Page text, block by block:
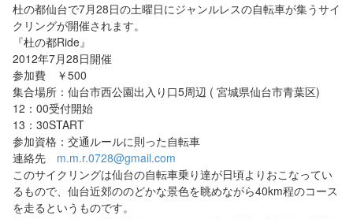
杜の都仙台で7月28日の土曜日にジャンルレスの自転車が集うサイ
クリングが開催されます。
『杜の都Ride』
2012年7月28日開催
参加費 ￥500
集合場所：仙台市西公園出入り口5周辺 ( 宮城県仙台市青葉区)
12：00受付開始
13：30START
参加資格：交通ルールに則った自転車
連絡先 m.m.r.0728@gmail.com
このサイクリングは仙台の自転車乗り達が日頃よりおこなってい
るもので、仙台近郊ののどかな景色を眺めながら40km程のコース
を走るというものです。